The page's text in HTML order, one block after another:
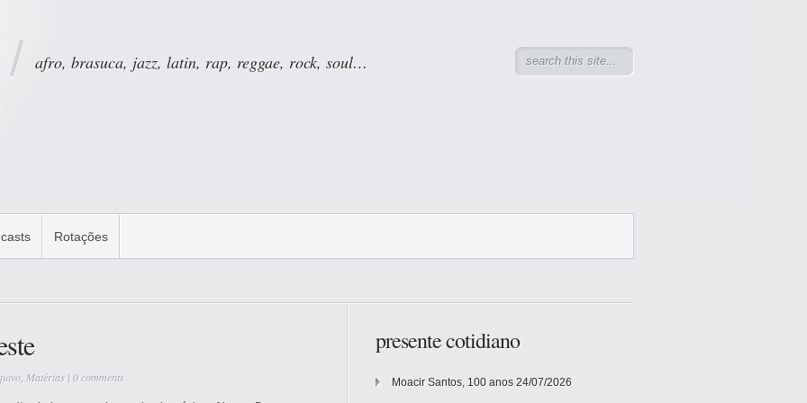
afro, brasuca, jazz, latin, rap, reggae, rock, soul…
Rotações
Matérias | 0 comments
presente cotidiano
Moacir Santos, 100 anos 24/07/2026